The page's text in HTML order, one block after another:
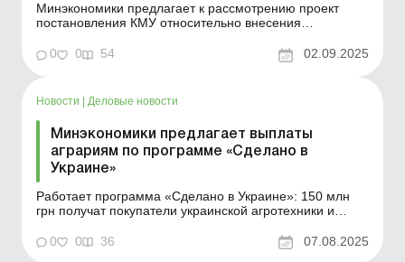
Минэкономики предлагает к рассмотрению проект
постановления КМУ относительно внесения
обязательности выполнения производителями товаров
требования касательно подачи заявки о включении
документами также копии поданного в ...
0 0 54 02.09.2025
Новости | Деловые новости
Минэкономики предлагает выплаты
аграриям по программе «Сделано в
Украине»
Работает программа «Сделано в Украине»: 150 млн
грн получат покупатели украинской агротехники и
стоимости. Больше по теме: Бюджетные гранты: как
применять разницы по налогу на прибыль Новая
0 0 36 07.08.2025